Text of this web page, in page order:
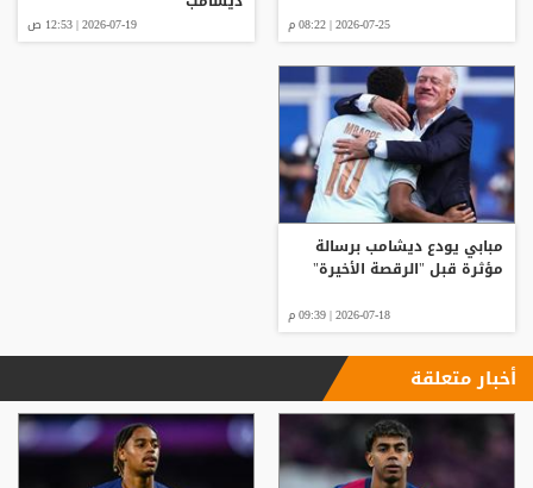
2026-07-25 | 08:22 م 2026-07-19 | 12:53 ص
مبابي يودع ديشامب برسالة
مؤثرة قبل "الرقصة الأخيرة"
2026-07-18 | 09:39 م
أخبار متعلقة